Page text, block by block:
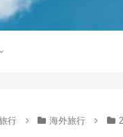
行 海外旅行